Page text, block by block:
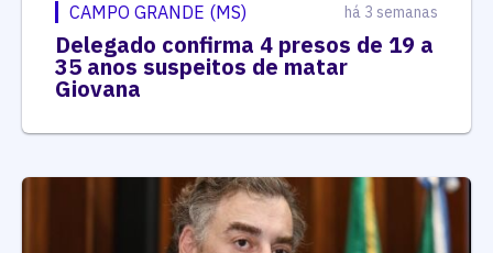
CAMPO GRANDE (MS) há 3 semanas
Delegado confirma 4 presos de 19 a
35 anos suspeitos de matar
Giovana